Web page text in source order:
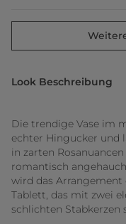
Look Beschreibung
Die trendige Vase im
echter Hingucker und
in zarten
romantisch
wird das Arrangement
Tablett, das mit zwei
schlichten Stabkerzen